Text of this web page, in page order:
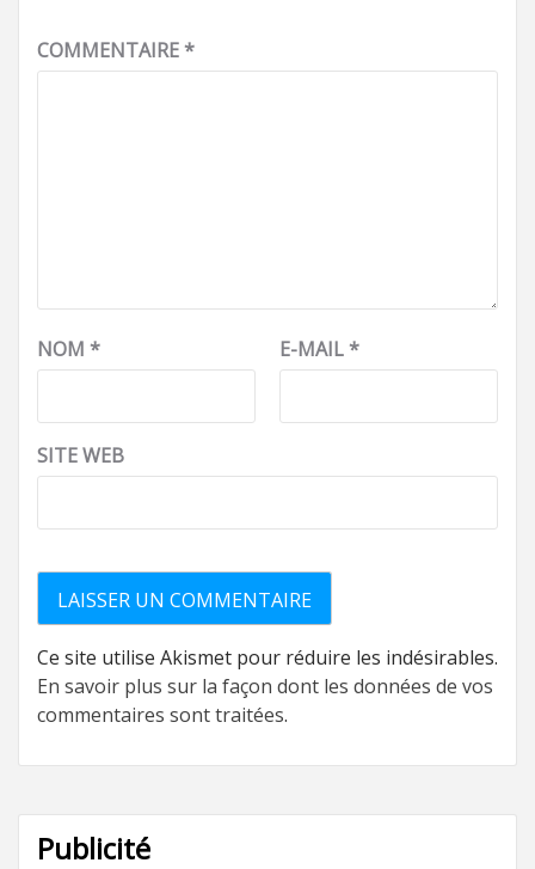
COMMENTAIRE*
NOM * E-MAIL*
SITE WEB
Ce site utilise Akismet pour réduire les indésirables.
En savoir plus sur la façon dont les données de vos
commentaires sont traitées.
Publicité